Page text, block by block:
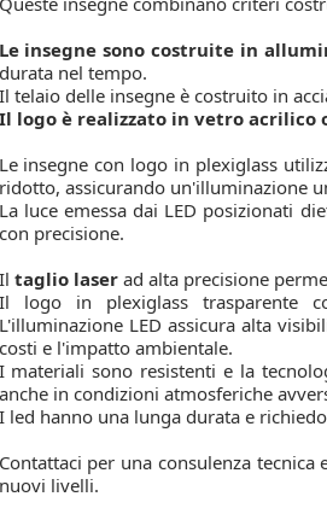
Le insegne sono costruite in
durata nel tempo.
Il telaio delle insegne è costruito in
Il logo è realizzato in vetro acrilico
Le insegne con logo in plexiglass
ridotto, assicurando un'illuminazione
La luce emessa dai LED posizionati
con precisione.
Il taglio laser ad alta precisione
Il logo in plexiglass trasparente
L'illuminazione LED assicura alta
costi e l'impatto ambientale.
I materiali sono resistenti e la
anche in condizioni atmosferiche
I led hanno una lunga durata e
Contattaci per una consulenza
nuovi livelli.